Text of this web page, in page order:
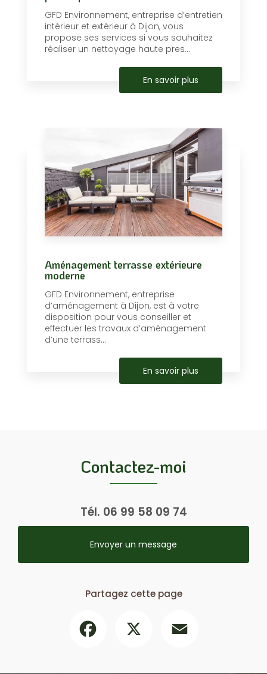
GFD Environnement, entreprise d’entretien
intérieur et extérieur à Dijon, vous
propose ses services si vous souhaitez
réaliser un nettoyage haute pres...
En savoir plus
Aménagement terrasse extérieure
moderne
GFD Environnement, entreprise
d’aménagement à Dijon, est à votre
disposition pour vous conseiller et
effectuer les travaux d’aménagement
d’une terrass...
En savoir plus
Contactez-moi
Tél. 06 99 58 09 74
Envoyer un message
Partagez cette page